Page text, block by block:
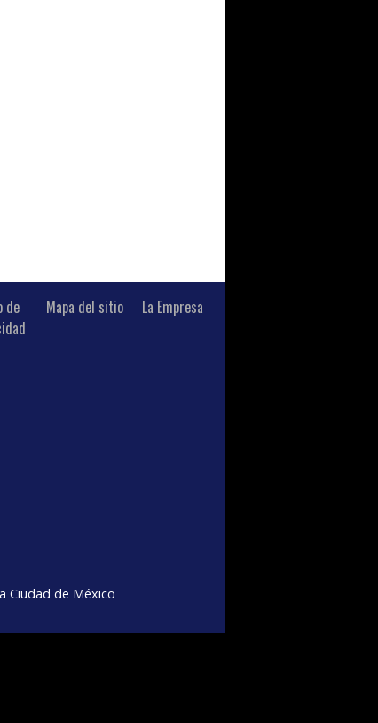
de
Mapa del sitio La Empresa
Ciudad de México